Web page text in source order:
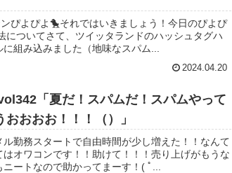
ぴよぴよ🐤それではいきましょう！今日のぴよぴ
についてさて、ツイッタランドのハッシュタグハ
組み込みました（地味なスパム...
2024.04.20
「夏だ！スパムだ！スパムやって
おおお！！！（）」
勤務スタートで自由時間が少し増えた！！なんて
オワコンです！！助けて！！！売り上げがもうな
ートなので助かってまーす！( ﾟ...